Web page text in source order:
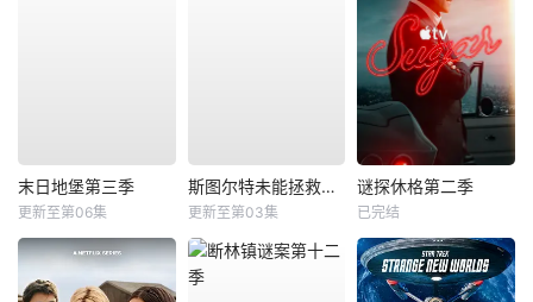
末日地堡第三季
更新至第06集
斯图尔特未能拯救宇宙
更新至第03集
谜探休格第二季
已完结